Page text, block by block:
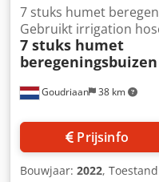
Goudriaan 38 km
7 stuks humet
Gebruikt irrigation
7 stuks humet
Prijsinfo
Bouwjaar: 2022,